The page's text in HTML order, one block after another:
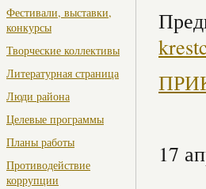
Фестивали, выставки,
конкурсы
Творческие коллективы
Литературная страница
Люди района
Целевые программы
Планы работы
Противодействие
коррупции
17